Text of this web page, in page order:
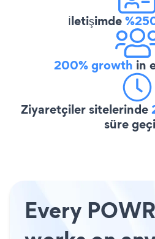
İletişimde
200% growth in
Ziyaretçiler sitelerinde
süre
Every